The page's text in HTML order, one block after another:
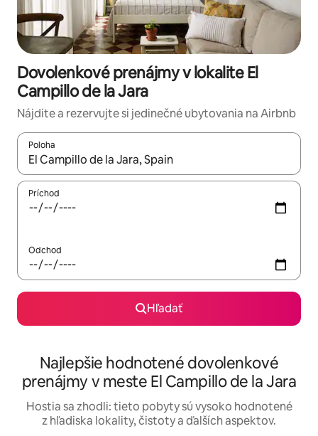
Dovolenkové prenájmy v lokalite El
Campillo de la Jara
Nájdite a rezervujte si jedinečné ubytovania na Airbnb
Poloha
Keď budú výsledky k dispozícii, môžete si ich prechádzať
Príchod
Odchod
Hľadať
Najlepšie hodnotené dovolenkové
prenájmy v meste El Campillo de la Jara
Hostia sa zhodli: tieto pobyty sú vysoko hodnotené
z hľadiska lokality, čistoty a ďalších aspektov.